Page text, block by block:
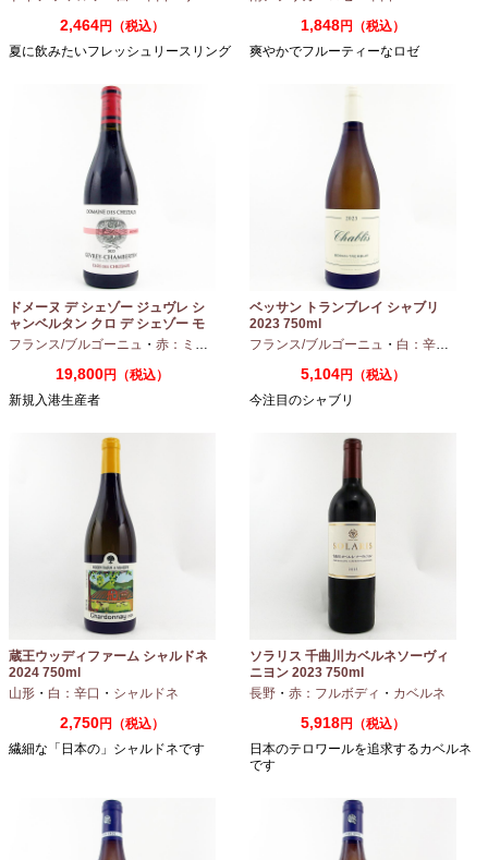
2,464円（税込）
夏に飲みたいフレッシュリースリング
1,848円（税込）
爽やかでフルーティーなロゼ
ドメーヌ デ シェゾー ジュヴレ シ
ャンベルタン クロ デ シェゾー モ
ノポール 2023 750ml
フランス/ブルゴーニュ ・ 赤：ミディアムボディ ・ピノノワール
19,800円（税込）
新規入港生産者
ベッサン トランブレイ シャブリ
2023 750ml
フランス/ブルゴーニュ ・ 白：辛口
5,104円（税込）
今注目のシャブリ
蔵王ウッディファーム シャルドネ
2024 750ml
山形 ・ 白：辛口 ・ シャルドネ
2,750円（税込）
繊細な「日本の」シャルドネです
ソラリス 千曲川カベルネソーヴィ
ニヨン 2023 750ml
長野 ・ 赤：フルボディ ・ カベルネ
5,918円（税込）
日本のテロワールを追求するカベルネ
です